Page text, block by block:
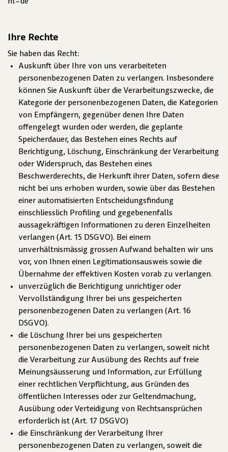
Ihre Rechte
Sie haben das Recht:
Auskunft über Ihre von uns verarbeiteten
personenbezogenen Daten zu verlangen. Insbesondere
können Sie Auskunft über die Verarbeitungszwecke, die
Kategorie der personenbezogenen Daten, die Kategorien
von Empfängern, gegenüber denen Ihre Daten
offengelegt wurden oder werden, die geplante
Speicherdauer, das Bestehen eines Rechts auf
Berichtigung, Löschung, Einschränkung der Verarbeitung
oder Widerspruch, das Bestehen eines
Beschwerderechts, die Herkunft ihrer Daten, sofern diese
nicht bei uns erhoben wurden, sowie über das Bestehen
einer automatisierten Entscheidungsfindung
einschliesslich Profiling und gegebenenfalls
aussagekräftigen Informationen zu deren Einzelheiten
verlangen (Art. 15 DSGVO). Bei einem
unverhältnismässig grossen Aufwand behalten wir uns
vor, von Ihnen einen Legitimationsausweis sowie die
Übernahme der effektiven Kosten vorab zu verlangen.
unverzüglich die Berichtigung unrichtiger oder
Vervollständigung Ihrer bei uns gespeicherten
personenbezogenen Daten zu verlangen (Art. 16
DSGVO).
die Löschung Ihrer bei uns gespeicherten
personenbezogenen Daten zu verlangen, soweit nicht
die Verarbeitung zur Ausübung des Rechts auf freie
Meinungsäusserung und Information, zur Erfüllung
einer rechtlichen Verpflichtung, aus Gründen des
öffentlichen Interesses oder zur Geltendmachung,
Ausübung oder Verteidigung von Rechtsansprüchen
erforderlich ist (Art. 17 DSGVO)
die Einschränkung der Verarbeitung Ihrer
personenbezogenen Daten zu verlangen, soweit die